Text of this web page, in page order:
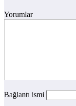
Yorumlar
Bağlantı ismi